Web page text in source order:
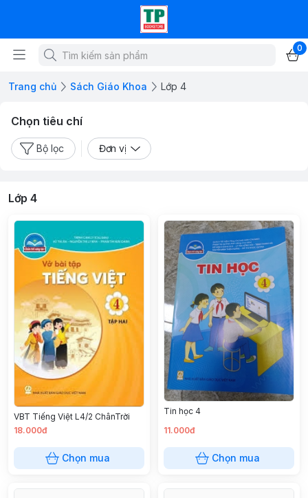
0
Trang chủ Sách Giáo Khoa Lớp 4
Chọn tiêu chí
Bộ lọc Đơn vị
Lớp 4
VBT Tiếng Việt L4/2 ChânTrời
18.000đ
Chọn mua
Tin học 4
11.000đ
Chọn mua